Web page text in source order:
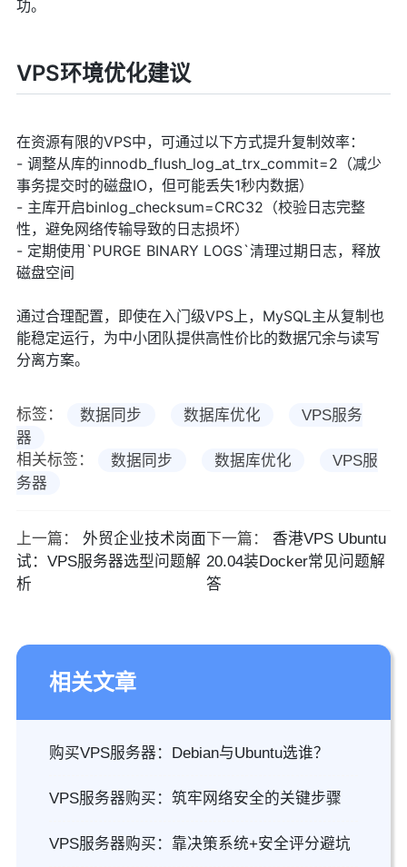
功。
VPS环境优化建议
在资源有限的VPS中，可通过以下方式提升复制效率：
- 调整从库的innodb_flush_log_at_trx_commit=2（减少
事务提交时的磁盘IO，但可能丢失1秒内数据）
- 主库开启binlog_checksum=CRC32（校验日志完整
性，避免网络传输导致的日志损坏）
- 定期使用`PURGE BINARY LOGS`清理过期日志，释放
磁盘空间
通过合理配置，即使在入门级VPS上，MySQL主从复制也
能稳定运行，为中小团队提供高性价比的数据冗余与读写
分离方案。
标签： 数据同步 数据库优化
VPS服务
器
相关标签：
数据同步 数据库优化
VPS服
务器
上一篇：
外贸企业技术岗面
试：VPS服务器选型问题解
析
下一篇：
香港VPS Ubuntu
20.04装Docker常见问题解
答
相关文章
购买VPS服务器：Debian与Ubuntu选谁？
VPS服务器购买：筑牢网络安全的关键步骤
VPS服务器购买：靠决策系统+安全评分避坑